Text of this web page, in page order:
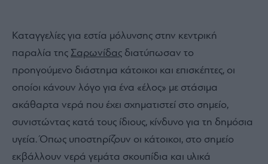
Καταγγελίες για εστία μόλυνσης στην κεντρική
παραλία της Σαρωνίδας διατύπωσαν το
προηγούμενο διάστημα κάτοικοι και επισκέπτες, οι
οποίοι κάνουν λόγο για ένα «έλος» με στάσιμα
ακάθαρτα νερά που έχει σχηματιστεί στο σημείο,
συνιστώντας κατά τους ίδιους, κίνδυνο για τη δημόσια
υγεία. Όπως υποστηρίζουν οι κάτοικοι, στο σημείο
εκβάλλουν νερά γεμάτα σκουπίδια και υλικά